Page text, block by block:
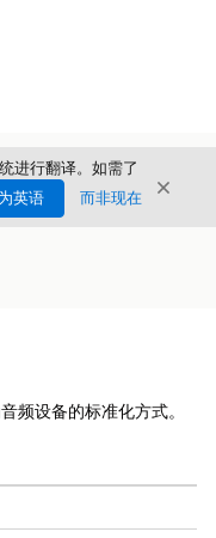
进行翻译。如需了
英语 而非现在 关闭
频设备的标准化方式。